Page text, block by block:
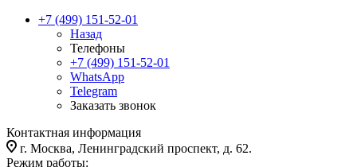
+7 (499) 151-52-01
Назад
Телефоны
+7 (499) 151-52-01
WhatsApp
Telegram
Заказать звонок
Контактная информация
г. Москва, Ленинградский проспект, д. 62.
Режим работы: